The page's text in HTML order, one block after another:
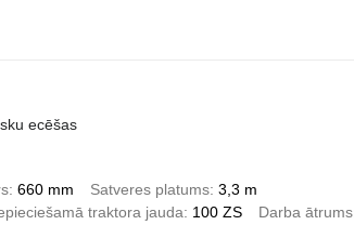
ecēšas
660 mm Satveres platums 3,3 m
traktora jauda 100 ZS Darba ātrums